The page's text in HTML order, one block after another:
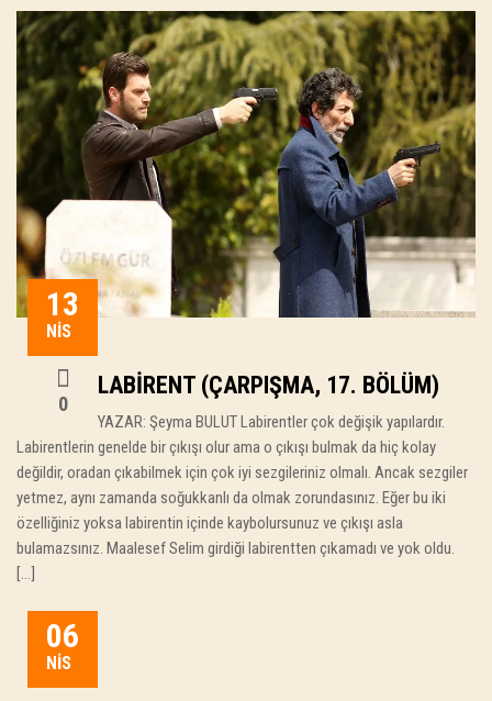
13
NIS
0
LABIRENT (ÇARPIŞMA, 17. BÖLÜM)
YAZAR: Şeyma BULUT Labirentler çok değişik yapılardır.
Labirentlerin genelde bir çıkışı olur ama o çıkışı bulmak da hiç kolay
değildir, oradan çıkabilmek için çok iyi sezgileriniz olmalı. Ancak sezgiler
yetmez, aynı zamanda soğukkanlı da olmak zorundasınız. Eğer bu iki
özelliğiniz yoksa labirentin içinde kaybolursunuz ve çıkışı asla
bulamazsınız. Maalesef Selim girdiği labirentten çıkamadı ve yok oldu.
[…]
06
NIS